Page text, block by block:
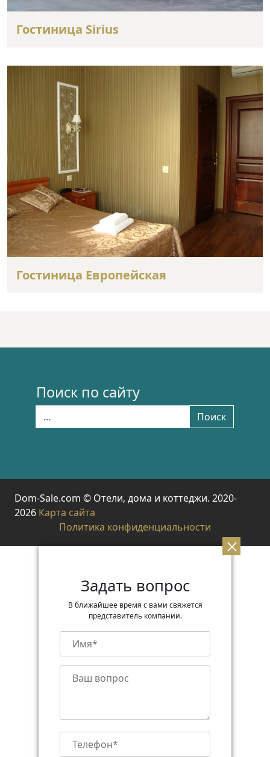
Гостиница Sirius
Гостиница Европейская
Поиск по сайту
Поиск
Dom-Sale.com © Отели, дома и коттеджи. 2020-
2026 Карта сайта
Политика конфиденциальности
Задать вопрос
В ближайшее время с вами свяжется
представитель компании.